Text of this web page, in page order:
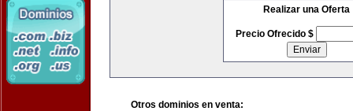
Realizar una Oferta
Precio Ofrecido $
Otros dominios en venta: